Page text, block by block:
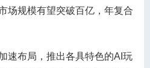
场规模有望突破百亿，年复合
布局，推出各具特色的AI玩